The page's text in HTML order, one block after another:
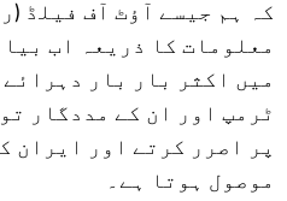
کہ ہم جیسے آؤٹ آف فیلڈ
معلومات کا ذریعہ اب
میں اکثر بار بار
ٹرمپ اور ان کے مددگار
پر اصرر کرتے اور ایران
موصول ہوتا ہے۔